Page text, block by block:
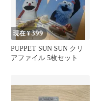
現在 ¥399
PUPPET SUN SUN クリ
アファイル 5枚セット